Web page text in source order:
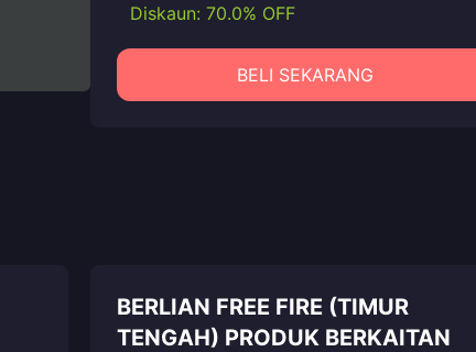
Diskaun: 70.0% OFF
BELI SEKARANG
BERLIAN FREE FIRE (TIMUR
TENGAH) PRODUK BERKAITAN